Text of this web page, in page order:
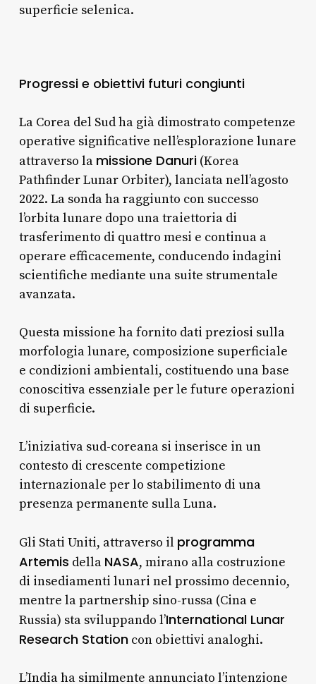
superficie selenica.
Progressi e obiettivi futuri congiunti
La Corea del Sud ha già dimostrato competenze
operative significative nell’esplorazione lunare
attraverso la missione Danuri(Korea
Pathfinder Lunar Orbiter), lanciata nell’agosto
2022. La sonda ha raggiunto con successo
l’orbita lunare dopo una traiettoria di
trasferimento di quattro mesi e continua a
operare efficacemente, conducendo indagini
scientifiche mediante una suite strumentale
avanzata.
Questa missione ha fornito dati preziosi sulla
morfologia lunare, composizione superficiale
e condizioni ambientali, costituendo una base
conoscitiva essenziale per le future operazioni
di superficie.
L’iniziativa sud-coreana si inserisce in un
contesto di crescente competizione
internazionale per lo stabilimento di una
presenza permanente sulla Luna.
Gli Stati Uniti, attraverso il programma
Artemis della NASA, mirano alla costruzione
di insediamenti lunari nel prossimo decennio,
mentre la partnership sino-russa (Cina e
Russia) sta sviluppando l’International Lunar
Research Stationcon obiettivi analoghi.
L’India ha similmente annunciato l’intenzione